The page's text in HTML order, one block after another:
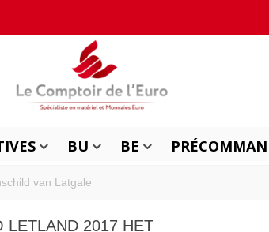
BU BE
van Latgale
LETLAND 2017 HET